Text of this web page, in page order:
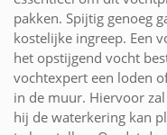
pakken. Spijtig genoeg
kostelijke ingreep. Een
het opstijgend vocht
vochtexpert een loden
in de muur. Hiervoor
hij de waterkering kan